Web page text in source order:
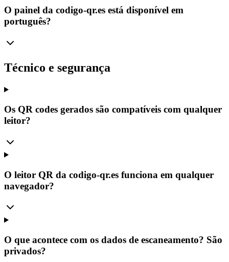
O painel da codigo-qr.es está disponível em
português?
Técnico e segurança
Os QR codes gerados são compatíveis com qualquer
leitor?
O leitor QR da codigo-qr.es funciona em qualquer
navegador?
O que acontece com os dados de escaneamento? São
privados?